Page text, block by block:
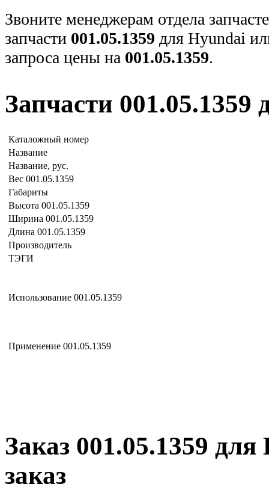
Звоните менеджерам отдела
запчасти 001.05.1359 для Hyundai
запроса цены на 001.05.1359.
Запчасти 001.05.1359
Каталожный номер
Название
Название, рус.
Вес 001.05.1359
Габариты
Высота 001.05.1359
Ширина 001.05.1359
Длина 001.05.1359
Производитель
ТЭГИ
Использование 001.05.1359
Применение 001.05.1359
Заказ 001.05.1359
заказ